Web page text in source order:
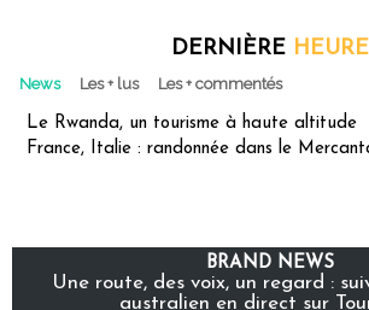
DERNIÈRE HEURE
News Les + lus Les + commentés
Le Rwanda, un tourisme à haute altitude
France, Italie : randonnée dans le
BRAND NEWS
Une route, des voix, un regard :
australien en direct sur